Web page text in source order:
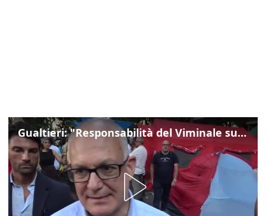
Gualtieri: "Responsabilità del Viminale su Spin Time? La posizione dei partiti è nota"